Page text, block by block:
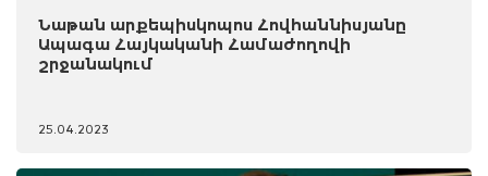
Նաթան արքեպիսկոպոս Հովհաննիսյանը
Ապագա Հայկականի Համաժողովի
շրջանակում
25.04.2023